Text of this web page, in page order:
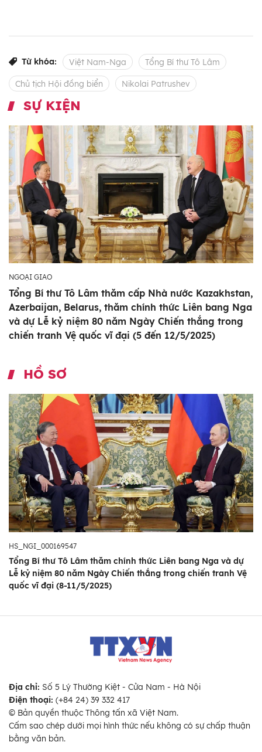
Từ khóa: Việt Nam-Nga Tổng Bí thư Tô Lâm
Chủ tịch Hội đồng biển Nikolai Patrushev
SỰ KIỆN
NGOẠI GIAO
Tổng Bí thư Tô Lâm thăm cấp Nhà nước Kazakhstan,
Azerbaijan, Belarus, thăm chính thức Liên bang Nga
và dự Lễ kỷ niệm 80 năm Ngày Chiến thắng trong
chiến tranh Vệ quốc vĩ đại (5 đến 12/5/2025)
HỒ SƠ
HS_NGI_000169547
Tổng Bí thư Tô Lâm thăm chính thức Liên bang Nga và dự
Lễ kỷ niệm 80 năm Ngày Chiến thắng trong chiến tranh Vệ
quốc vĩ đại (8-11/5/2025)
Địa chỉ: Số 5 Lý Thường Kiệt - Cửa Nam - Hà Nội
Điện thoại: (+84 24) 39 332 417
© Bản quyền thuộc Thông tấn xã Việt Nam.
Cấm sao chép dưới mọi hình thức nếu không có sự chấp thuận
bằng văn bản.